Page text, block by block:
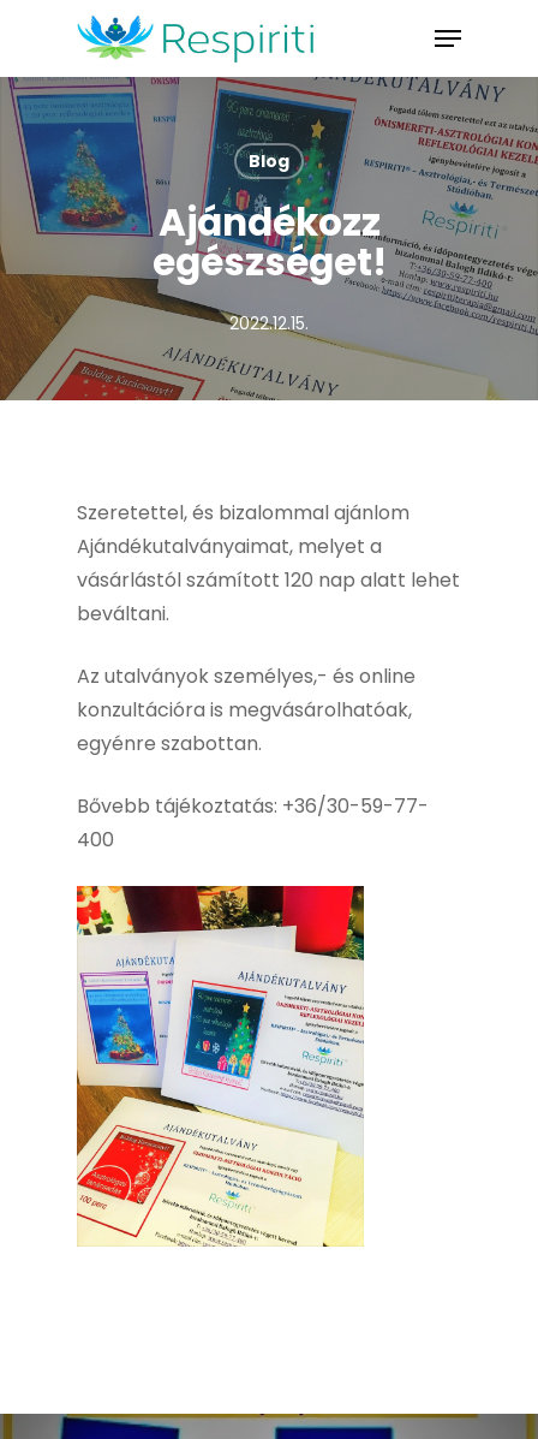
main
content
Menu
Blog
Ajándékozz
egészséget!
2022.12.15.
Szeretettel, és bizalommal ajánlom
Ajándékutalványaimat, melyet a
vásárlástól számított 120 nap alatt lehet
beváltani.
Az utalványok személyes,- és online
konzultációra is megvásárolhatóak,
egyénre szabottan.
Bővebb tájékoztatás: +36/30-59-77-
400
Close
Menu